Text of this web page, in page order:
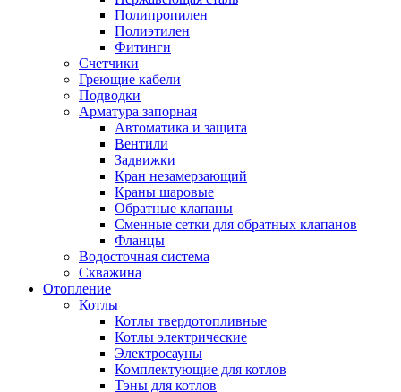
Полипропилен
Полиэтилен
Фитинги
Счетчики
Греющие кабели
Подводки
Арматура запорная
Автоматика и защита
Вентили
Задвижки
Кран незамерзающий
Краны шаровые
Обратные клапаны
Сменные сетки для обратных клапанов
Фланцы
Водосточная система
Скважина
Отопление
Котлы
Котлы твердотопливные
Котлы электрические
Электросауны
Комплектующие для котлов
Тэны для котлов